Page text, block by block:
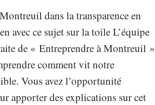
dans la transparence en
avec ce sujet sur la toile L’équipe
de « Entreprendre à Montreuil »
comment vit notre
Vous avez l’opportunité
apporter des explications sur cet